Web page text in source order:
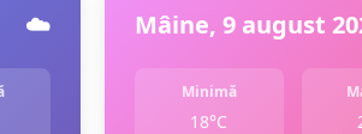
☁️ Mâine, 9 august
Minimă
18°C